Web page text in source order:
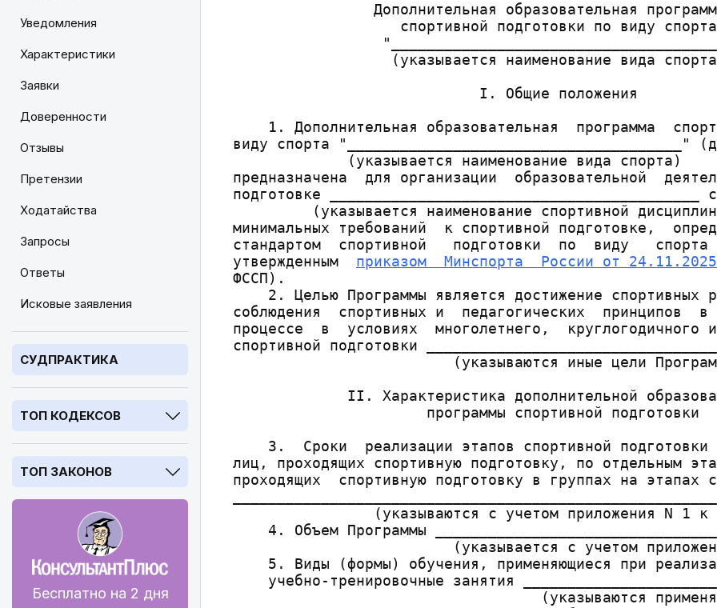
Уведомления
Характеристики
Заявки
Доверенности
Отзывы
Претензии
Ходатайства
Запросы
Ответы
Исковые заявления
СУДПРАКТИКА
ТОП КОДЕКСОВ
ТОП ЗАКОНОВ
Бесплатно на 2 дня
Дополнительная образовательная
                   спортивной подготовки по виду спорта
(указывается наименование вида
                            I. Общие положения
1. Дополнительная образовательная  программа
виду спорта "______________________________________"
             (указывается наименование вида спорта)
предназначена  для организации  образовательной
подготовке __________________________________________
(указывается наименование спортивной
минимальных требований  к спортивной подготовке,
стандартом  спортивной   подготовки  по  виду
утвержденным приказом  Минспорта  России от